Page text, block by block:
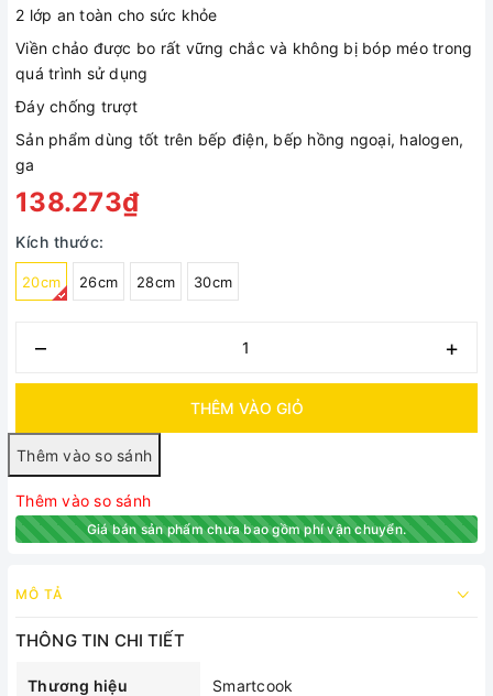
2 lớp an toàn cho sức khỏe
Viền chảo được bo rất vững chắc và không bị bóp méo trong
quá trình sử dụng
Đáy chống trượt
Sản phẩm dùng tốt trên bếp điện, bếp hồng ngoại, halogen,
ga
138.273₫
Kích thước:
20cm 26cm 28cm 30cm
– +
THÊM VÀO GIỎ
Thêm vào so sánh
Giá bán sản phẩm chưa bao gồm phí vận chuyển.
MÔ TẢ
THÔNG TIN CHI TIẾT
Thương hiệu Smartcook